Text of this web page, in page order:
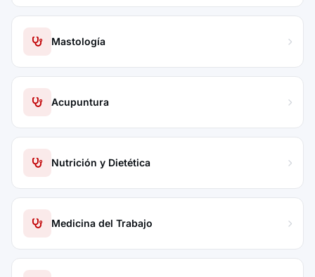
Mastología
Acupuntura
Nutrición y Dietética
Medicina del Trabajo